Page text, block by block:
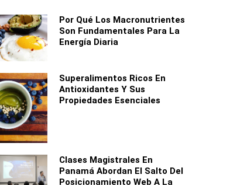
Por Qué Los Macronutrientes
Son Fundamentales Para La
Energía Diaria
Superalimentos Ricos En
Antioxidantes Y Sus
Propiedades Esenciales
Clases Magistrales En
Panamá Abordan El Salto Del
Posicionamiento Web A La